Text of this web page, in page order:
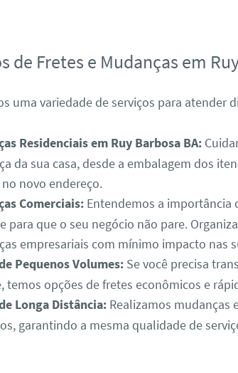
de Fretes e Mudanças em
uma variedade de serviços para atender
Residenciais em Ruy Barbosa BA:
da sua casa, desde a embalagem dos
novo endereço.
Comerciais:Entendemos a importância
para que o seu negócio não pare.
empresariais com mínimo impacto nas
Pequenos Volumes:Se você precisa
temos opções de fretes econômicos e
Longa Distância:Realizamos mudanças
garantindo a mesma qualidade de